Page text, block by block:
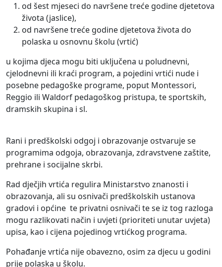
od šest mjeseci do navršene treće godine djetetova
života (jaslice),
od navršene treće godine djetetova života do
polaska u osnovnu školu (vrtić)
u kojima djeca mogu biti uključena u poludnevni,
cjelodnevni ili kraći program, a pojedini vrtići nude i
posebne pedagoške programe, poput Montessori,
Reggio ili Waldorf pedagoškog pristupa, te sportskih,
dramskih skupina i sl.
Rani i predškolski odgoj i obrazovanje ostvaruje se
programima odgoja, obrazovanja, zdravstvene zaštite,
prehrane i socijalne skrbi.
Rad dječjih vrtića regulira Ministarstvo znanosti i
obrazovanja, ali su osnivači predškolskih ustanova
gradovi i općine te privatni osnivači te se iz tog razloga
mogu razlikovati način i uvjeti (prioriteti unutar uvjeta)
upisa, kao i cijena pojedinog vrtićkog programa.
Pohađanje vrtića nije obavezno, osim za djecu u godini
prije polaska u školu.